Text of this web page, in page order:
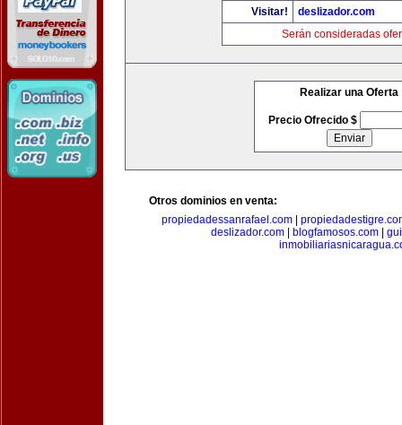
Visitar!
deslizador.com
Serán consideradas
Realizar una Oferta
Precio Ofrecido $
Otros dominios en venta:
propiedadessanrafael.com
deslizador.com| blogfamosos.com|